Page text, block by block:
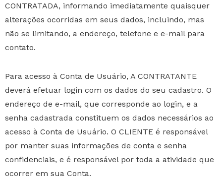
CONTRATADA, informando imediatamente quaisquer
alterações ocorridas em seus dados, incluindo, mas
não se limitando, a endereço, telefone e e-mail para
contato.
Para acesso à Conta de Usuário, A CONTRATANTE
deverá efetuar login com os dados do seu cadastro. O
endereço de e-mail, que corresponde ao login, e a
senha cadastrada constituem os dados necessários ao
acesso à Conta de Usuário. O CLIENTE é responsável
por manter suas informações de conta e senha
confidenciais, e é responsável por toda a atividade que
ocorrer em sua Conta.